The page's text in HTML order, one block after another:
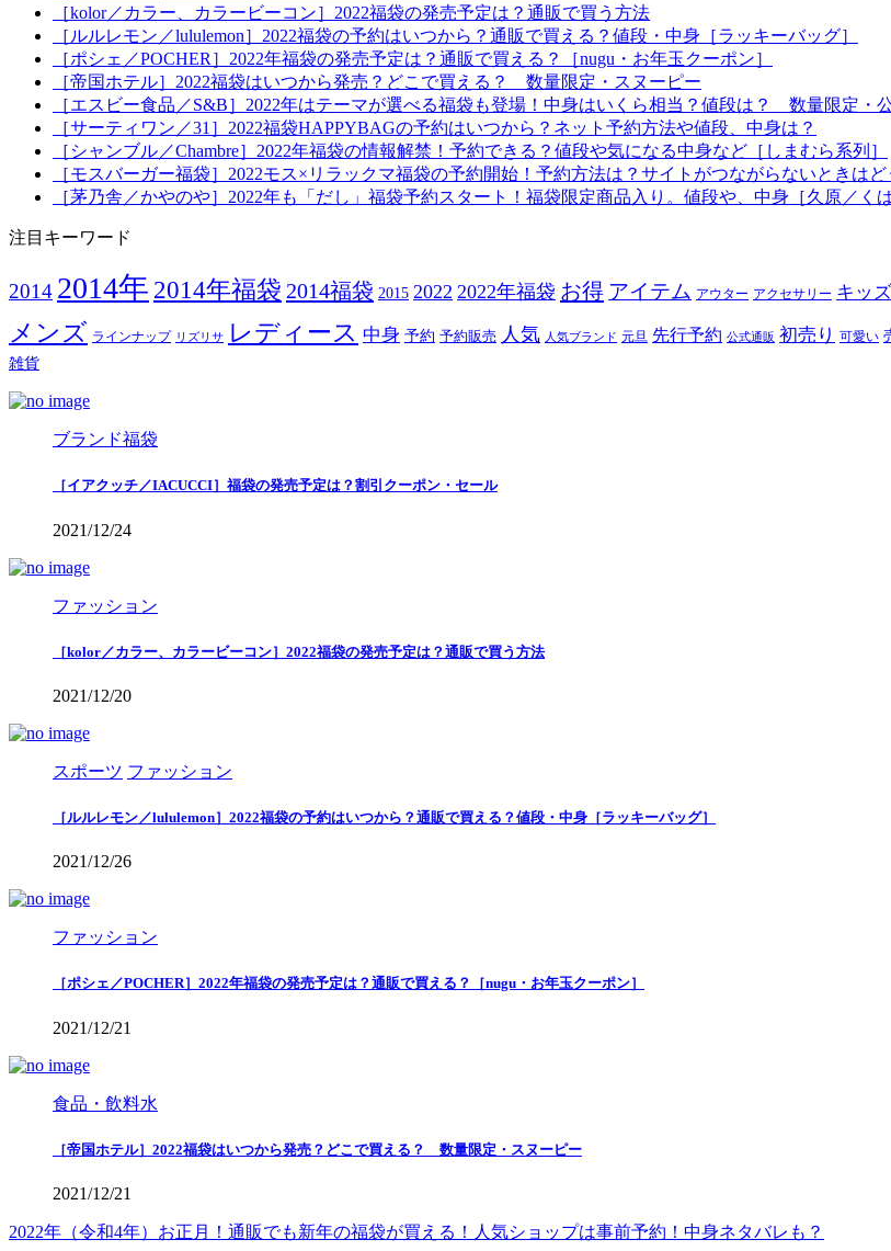
［kolor／カラー、カラービーコン］2022福袋の発売予定は？通販で買う方法
［ルルレモン／lululemon］2022福袋の予約はいつから？通販で買える？値段・中身［ラッキーバッグ］
［ポシェ／POCHER］2022年福袋の発売予定は？通販で買える？［nugu・お年玉クーポン］
［帝国ホテル］2022福袋はいつから発売？どこで買える？ 数量限定・スヌーピー
［エスビー食品／S&B］2022年はテーマが選べる福袋も登場！中身はいくら相当？値段は？ 数量限定・
［サーティワン／31］2022福袋HAPPYBAGの予約はいつから？ネット予約方法や値段、中身は？
［シャンブル／Chambre］2022年福袋の情報解禁！予約できる？値段や気になる中身など［しまむら系列］
［モスバーガー福袋］2022モス×リラックマ福袋の予約開始！予約方法は？サイトがつながらないときはど
［茅乃舎／かやのや］2022年も「だし」福袋予約スタート！福袋限定商品入り。値段や、中身［久原／くば
注目キーワード
2014 2014年 2014年福袋 2014福袋 2015 2022 2022年福袋 お得 アイテム アウター アクセサリー キッズ
メンズ ラインナップ リズリサ レディース 中身 予約 予約販売 人気 人気ブランド 元旦 先行予約 公式通販 初売り 可愛い
雑貨
ブランド福袋
［イアクッチ／IACUCCI］福袋の発売予定は？割引クーポン・セール
2021/12/24
ファッション
［kolor／カラー、カラービーコン］2022福袋の発売予定は？通販で買う方法
2021/12/20
スポーツ ファッション
［ルルレモン／lululemon］2022福袋の予約はいつから？通販で買える？値段・中身［ラッキーバッグ］
2021/12/26
ファッション
［ポシェ／POCHER］2022年福袋の発売予定は？通販で買える？［nugu・お年玉クーポン］
2021/12/21
食品・飲料水
［帝国ホテル］2022福袋はいつから発売？どこで買える？ 数量限定・スヌーピー
2021/12/21
2022年（令和4年）お正月！通販でも新年の福袋が買える！人気ショップは事前予約！中身ネタバレも？